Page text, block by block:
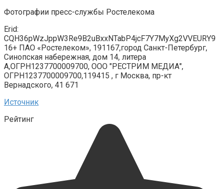
Фотографии пресс-службы Ростелекома
Erid:
CQH36pWzJppW3Re9B2uBxxNTabP4jcF7Y7MyXg2VVEURY9
16+ ПАО «Ростелеком», 191167,город Санкт-Петербург,
Синопская набережная, дом 14, литера
А,ОГРН1237700009700, ООО "РЕСТРИМ МЕДИА",
ОГРН1237700009700,119415 , г Москва, пр-кт
Вернадского, 41 671
Источник
Рейтинг